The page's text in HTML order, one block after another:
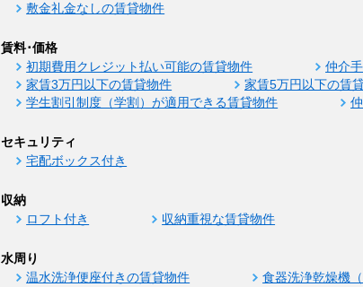
敷金礼金なしの賃貸物件
賃料･価格
初期費用クレジット払い可能の賃貸物件 仲介
家賃3万円以下の賃貸物件
家賃5万円以下の賃
学生割引制度（学割）が適用できる賃貸物件
セキュリティ
宅配ボックス付き
収納
ロフト付き 収納重視な賃貸物件
水周り
温水洗浄便座付きの賃貸物件 食器洗浄乾燥機